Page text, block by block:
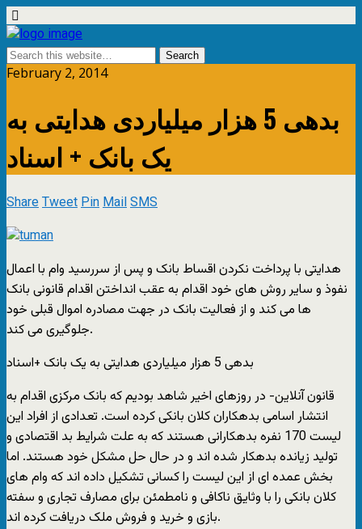
February 2, 2014
بدهی 5 هزار میلیاردی هدایتی به
یک بانک + اسناد
ShareTweetPinMailSMS
هدایتی با پرداخت نکردن اقساط بانک و پس از سررسید وام با اعمال
نفوذ و سایر روش های خود اقدام به عقب انداختن اقدام قانونی بانک
ها می کند و از فعالیت بانک در جهت مصادره اموال قبلی خود
جلوگیری می کند.
بدهی 5 هزار میلیاردی هدایتی به یک بانک +اسناد
قانون آنلاین- در روزهای اخیر شاهد بودیم که بانک مرکزی اقدام به
انتشار اسامی بدهکاران کلان بانکی کرده است. تعدادی از افراد این
لیست 170 نفره بدهکارانی هستند که به علت شرایط بد اقتصادی و
تولید زیانده بدهکار شده اند و در حال حل مشکل خود هستند. اما
بخش عمده ای از این لیست را کسانی تشکیل داده اند که وام های
کلان بانکی را با وثایق ناکافی و نامطمئن برای مصارف تجاری و سفته
بازی و خرید و فروش ملک دریافت کرده اند.